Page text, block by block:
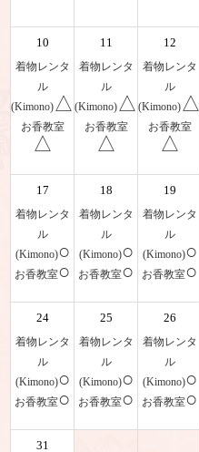
10
着物レンタ
ル
(Kimono) △
お香教室
△
11
着物レンタ
ル
(Kimono) △
お香教室
△
12
着物レンタ
ル
(Kimono) △
お香教室
△
17
着物レンタ
ル
(Kimono)○
お香教室○
18
着物レンタ
ル
(Kimono)○
お香教室○
19
着物レンタ
ル
(Kimono)○
お香教室○
24
着物レンタ
ル
(Kimono)○
お香教室○
25
着物レンタ
ル
(Kimono)○
お香教室○
26
着物レンタ
ル
(Kimono)○
お香教室○
31